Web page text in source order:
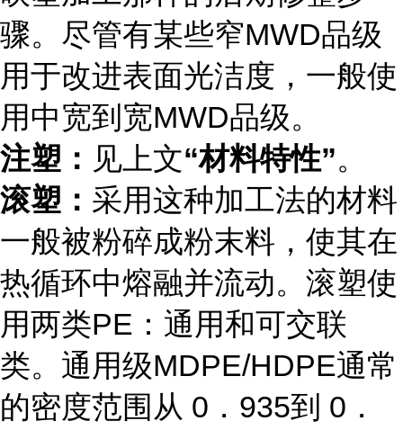
骤。尽管有某些窄MWD品级
用于改进表面光洁度，一般使
用中宽到宽MWD品级。
注塑： 见上文“材料特性”。
滚塑： 采用这种加工法的材料
一般被粉碎成粉末料，使其在
热循环中熔融并流动。滚塑使
用两类PE：通用和可交联
类。通用级MDPE/HDPE通常
的密度范围从 0．935到 0．